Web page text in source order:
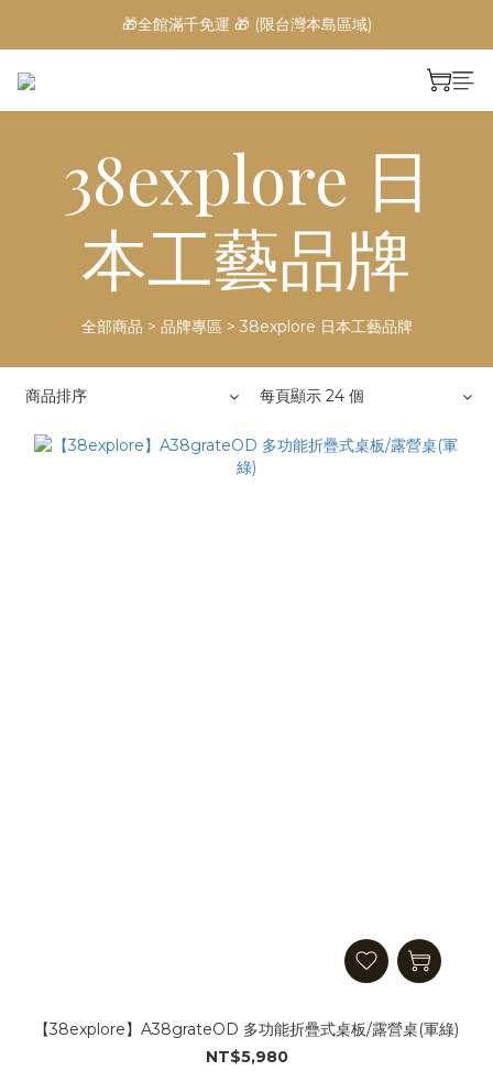
🎁全館滿千免運 🎁 (限台灣本島區域)
38explore 日
本工藝品牌
全部商品 > 品牌專區 > 38explore 日本工藝品牌
商品排序 每頁顯示 24 個
【38explore】A38grateOD 多功能折疊式桌板/露營桌(軍綠)
NT$5,980